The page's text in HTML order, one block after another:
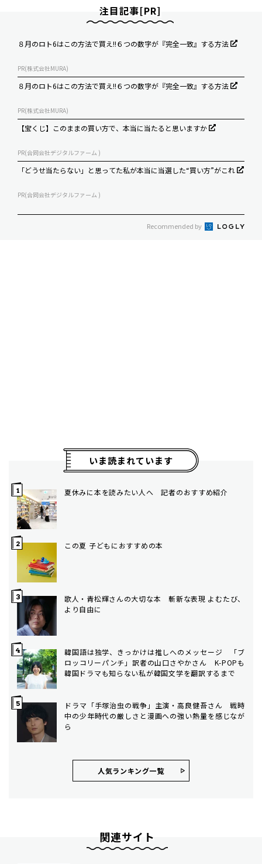
注目記事[PR]
８月のロト6はこの方法で買え!!６つの数字が『完全一致』する方法
PR(株式会社MURA)
８月のロト6はこの方法で買え!!６つの数字が『完全一致』する方法
PR(株式会社MURA)
【宝くじ】このままの買い方で、本当に当たると思いますか
PR(合同会社デジタルファーム )
「どうせ当たらない」と思ってた私が本当に当選した“買い方”がこれ
PR(合同会社デジタルファーム )
Recommended by
いま読まれています
夏休みに本を読みたい人へ 記者のおすすめ紹介
この夏 子どもにおすすめの本
歌人・青松輝さんの大切な本 斬新な表現 よむたび、
より自由に
韓国語は独学、きっかけは推しへのメッセージ 「ブ
ロッコリーパンチ」訳者の山口さやかさん K-POPも
韓国ドラマも知らない私が韓国文学を翻訳するまで
ドラマ「手塚治虫の戦争」主演・高良健吾さん 戦時
中の少年時代の厳しさと漫画への強い熱量を感じなが
ら
人気ランキング⼀覧
関連サイト